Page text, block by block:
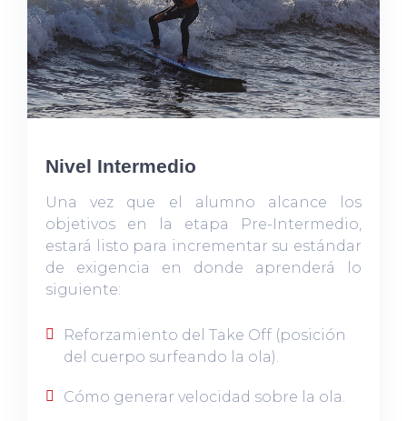
Nivel Intermedio
Una vez que el alumno alcance los
objetivos en la etapa Pre-Intermedio,
estará listo para incrementar su estándar
de exigencia en donde aprenderá lo
siguiente:
Reforzamiento del Take Off (posición
del cuerpo surfeando la ola).
Cómo generar velocidad sobre la ola.